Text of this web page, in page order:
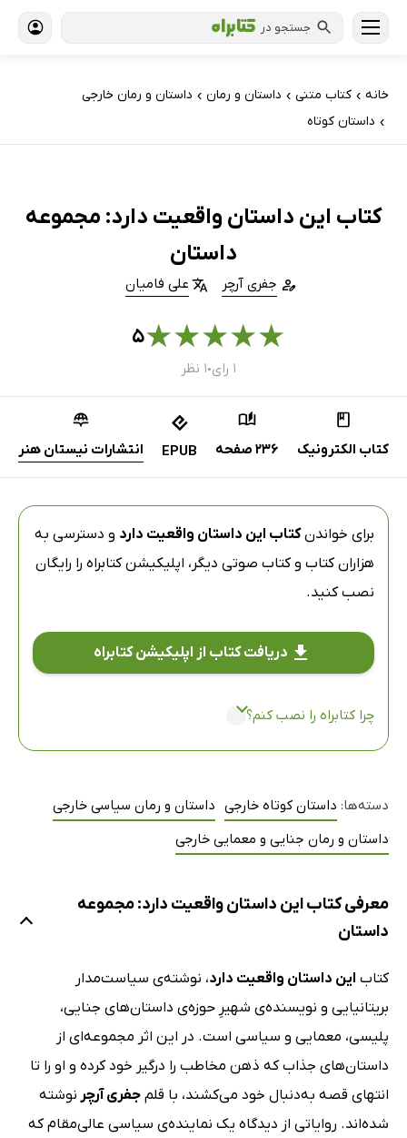
جستجو در
خانه › کتاب‌ متنی › داستان و رمان › داستان و رمان خارجی
› داستان کوتاه
کتاب این داستان واقعیت دارد: مجموعه
داستان
جفری آرچر علی فامیان
★
★
★
★
★۵
۱ رای ● ۱ نظر
کتاب الکترونیک 236 صفحه EPUB انتشارات نیستان هنر
برای خواندنکتاب این داستان واقعیت دارد و دسترسی به
هزاران کتاب و کتاب صوتی دیگر، اپلیکیشن کتابراه را رایگان
نصب کنید.
دریافت کتاب از اپلیکیشن کتابراه
چرا کتابراه را نصب کنم؟
دسته‌ها: داستان کوتاه خارجی داستان و رمان سیاسی خارجی
داستان و رمان جنایی و معمایی خارجی
معرفی کتاب این داستان واقعیت دارد: مجموعه
داستان
کتاب این داستان واقعیت دارد، نوشته‌ی سیاست‌مدار
بریتانیایی و نویسنده‌ی شهیرِ حوزه‌ی داستان‌های جنایی،
پلیسی، معمایی و سیاسی است. در این اثر مجموعه‌ای از
داستان‌های جذاب که ذهن مخاطب را درگیر خود کرده و او را تا
انتهای قصه به‌دنبال خود می‌‌کشند، با قلم جفری آرچر نوشته
شده‌اند. روایاتی از دیدگاه یک نماینده‌ی سیاسی عالی‌مقام که